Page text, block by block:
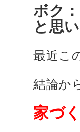
ボク
と思
最近こ
結論か
家づ